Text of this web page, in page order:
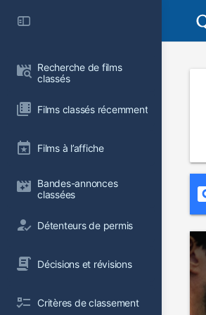
Recherche de films
classés
Films classés récemment
Films à l’affiche
Bandes-annonces
classées
Détenteurs de permis
Décisions et révisions
Critères de classement